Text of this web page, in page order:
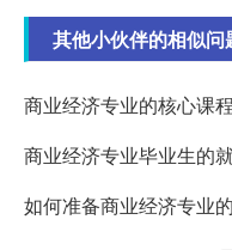
其他小伙伴的相似问
商业经济专业的核心课
商业经济专业毕业生的
如何准备商业经济专业